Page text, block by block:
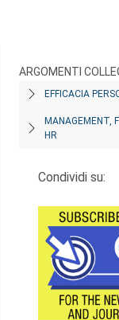
ARGOMENTI
EFFICACIA
MANAGEMENT,
HR
Condividi su: